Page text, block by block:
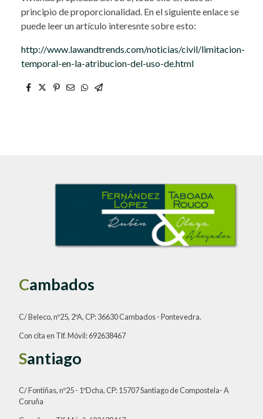
principio de proporcionalidad. En el siguiente enlace se
puede leer un artículo interesnte sobre esto:
http://www.lawandtrends.com/noticias/civil/limitacion-
temporal-en-la-atribucion-del-uso-de.html
Cambados
C/ Beleco, nº25, 2ºA, CP: 36630 Cambados - Pontevedra.
Con cita en Tlf. Móvil: 692638467
Santiago
C/ Fontiñas, nº25 - 1ºDcha, CP: 15707 Santiago de Compostela- A
Coruña